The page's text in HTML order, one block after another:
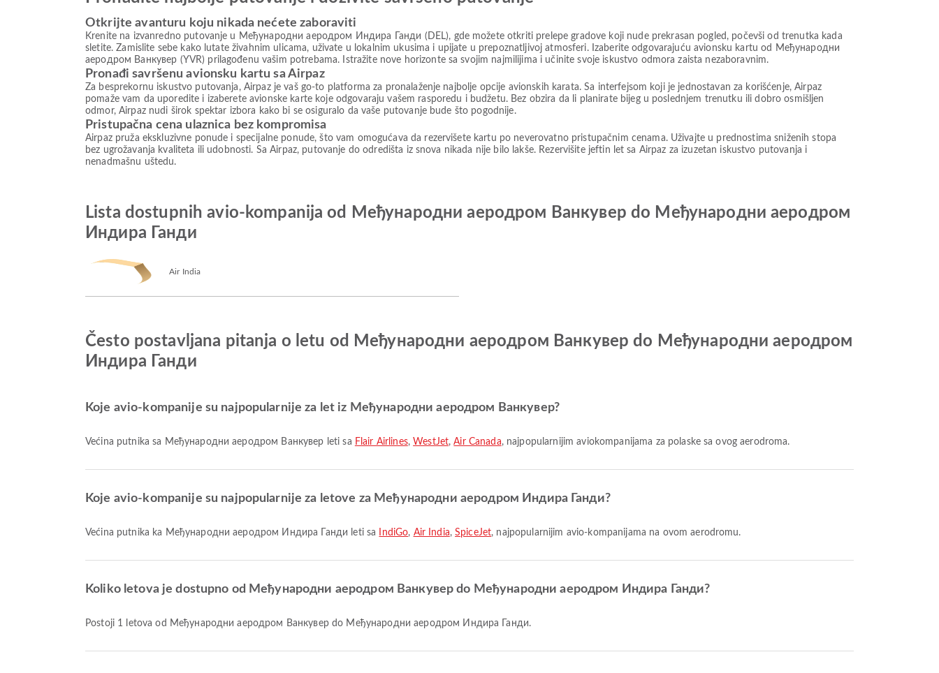
Otkrijte avanturu koju nikada nećete zaboraviti
Krenite na izvanredno putovanje u Међународни аеродром Индира Ганди (DEL), gde možete otkriti prelepe gradove koji nude prekrasan pogled, počevši od trenutka kada
sletite. Zamislite sebe kako lutate živahnim ulicama, uživate u lokalnim ukusima i upijate u prepoznatljivoj atmosferi. Izaberite odgovarajuću avionsku kartu od Међународни
аеродром Ванкувер (YVR) prilagođenu vašim potrebama. Istražite nove horizonte sa svojim najmilijima i učinite svoje iskustvo odmora zaista nezaboravnim.
Pronađi savršenu avionsku kartu sa Airpaz
Za besprekornu iskustvo putovanja, Airpaz je vaš go-to platforma za pronalaženje najbolje opcije avionskih karata. Sa interfejsom koji je jednostavan za korišćenje, Airpaz
pomaže vam da uporedite i izaberete avionske karte koje odgovaraju vašem rasporedu i budžetu. Bez obzira da li planirate bijeg u poslednjem trenutku ili dobro osmišljen
odmor, Airpaz nudi širok spektar izbora kako bi se osiguralo da vaše putovanje bude što pogodnije.
Pristupačna cena ulaznica bez kompromisa
Airpaz pruža ekskluzivne ponude i specijalne ponude, što vam omogućava da rezervišete kartu po neverovatno pristupačnim cenama. Uživajte u prednostima sniženih stopa
bez ugrožavanja kvaliteta ili udobnosti. Sa Airpaz, putovanje do odredišta iz snova nikada nije bilo lakše. Rezervišite jeftin let sa Airpaz za izuzetan iskustvo putovanja i
nenadmašnu uštedu.
Lista dostupnih avio-kompanija od Међународни аеродром Ванкувер do Међународни аеродром
Индира Ганди
Air India
Često postavljana pitanja o letu od Међународни аеродром Ванкувер do Међународни аеродром
Индира Ганди
Koje avio-kompanije su najpopularnije za let iz Међународни аеродром Ванкувер?
Većina putnika sa Међународни аеродром Ванкувер leti sa Flair Airlines, WestJet,Air Canada, najpopularnijim aviokompanijama za polaske sa ovog aerodroma.
Koje avio-kompanije su najpopularnije za letove za Међународни аеродром Индира Ганди?
Većina putnika ka Међународни аеродром Индира Ганди leti sa IndiGo, Air India,SpiceJet, najpopularnijim avio-kompanijama na ovom aerodromu.
Koliko letova je dostupno od Међународни аеродром Ванкувер do Међународни аеродром Индира Ганди?
Postoji 1 letova od Међународни аеродром Ванкувер do Међународни аеродром Индира Ганди.